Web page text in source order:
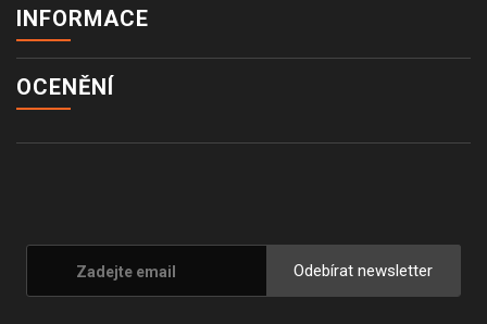
INFORMACE
OCENĚNÍ
Odebírat newsletter